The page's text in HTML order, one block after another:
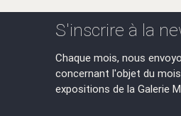
S'inscrire à la
Chaque mois, nous
concernant l'objet du
expositions de la Galerie